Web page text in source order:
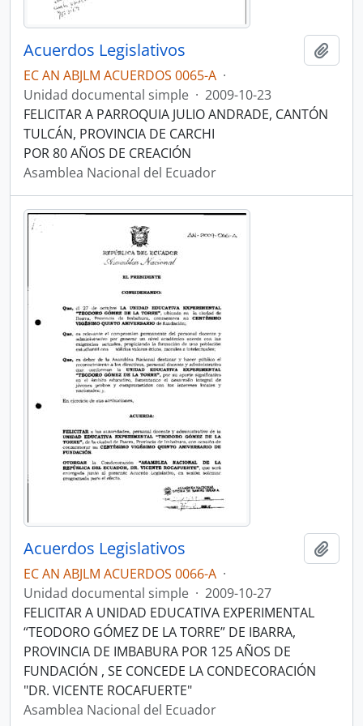
Acuerdos Legislativos
EC AN ABJLM ACUERDOS 0065-A ·
Unidad documental simple · 2009-10-23
FELICITAR A PARROQUIA JULIO ANDRADE, CANTÓN
TULCÁN, PROVINCIA DE CARCHI
POR 80 AÑOS DE CREACIÓN
Asamblea Nacional del Ecuador
Acuerdos Legislativos
EC AN ABJLM ACUERDOS 0066-A ·
Unidad documental simple · 2009-10-27
FELICITAR A UNIDAD EDUCATIVA EXPERIMENTAL
“TEODORO GÓMEZ DE LA TORRE” DE IBARRA,
PROVINCIA DE IMBABURA POR 125 AÑOS DE
FUNDACIÓN , SE CONCEDE LA CONDECORACIÓN
"DR. VICENTE ROCAFUERTE"
Asamblea Nacional del Ecuador